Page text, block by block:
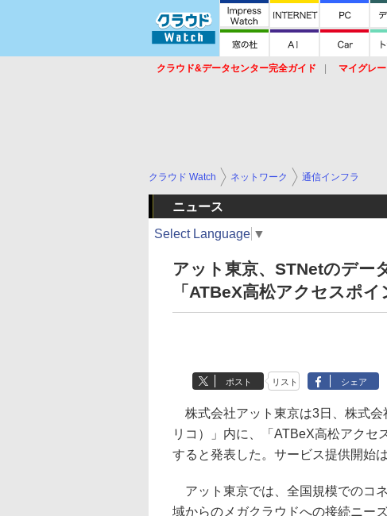
クラウド&データセンター完全ガイド マイグレ
クラウド Watch ネットワーク 通信インフラ
ニュース
Select Language ▼
アット東京、STNetのデー
「ATBeX高松アクセスポ
ポスト リスト シェア
株式会社アット東京は3日、株式会
リコ）」内に、「ATBeX高松アクセ
すると発表した。サービス提供開始
アット東京では、全国規模でのコ
域からのメガクラウドへの接続ニー